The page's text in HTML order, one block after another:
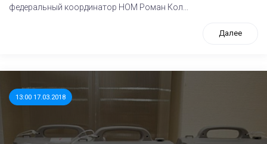
федеральный координатор НОМ Роман Кол...
Далее
13:00 17.03.2018